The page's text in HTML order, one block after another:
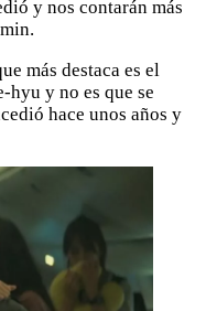
y nos contarán más
más destaca es el
hyu y no es que se
hace unos años y